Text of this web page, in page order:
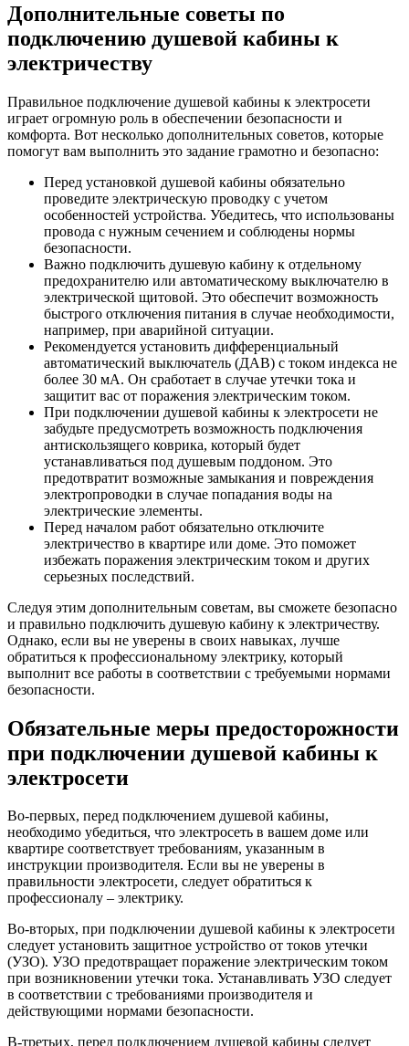
Дополнительные советы по
подключению душевой кабины к
электричеству
Правильное подключение душевой кабины к электросети
играет огромную роль в обеспечении безопасности и
комфорта. Вот несколько дополнительных советов, которые
помогут вам выполнить это задание грамотно и безопасно:
Перед установкой душевой кабины обязательно
проведите электрическую проводку с учетом
особенностей устройства. Убедитесь, что использованы
провода с нужным сечением и соблюдены нормы
безопасности.
Важно подключить душевую кабину к отдельному
предохранителю или автоматическому выключателю в
электрической щитовой. Это обеспечит возможность
быстрого отключения питания в случае необходимости,
например, при аварийной ситуации.
Рекомендуется установить дифференциальный
автоматический выключатель (ДАВ) с током индекса не
более 30 мА. Он сработает в случае утечки тока и
защитит вас от поражения электрическим током.
При подключении душевой кабины к электросети не
забудьте предусмотреть возможность подключения
антискользящего коврика, который будет
устанавливаться под душевым поддоном. Это
предотвратит возможные замыкания и повреждения
электропроводки в случае попадания воды на
электрические элементы.
Перед началом работ обязательно отключите
электричество в квартире или доме. Это поможет
избежать поражения электрическим током и других
серьезных последствий.
Следуя этим дополнительным советам, вы сможете безопасно
и правильно подключить душевую кабину к электричеству.
Однако, если вы не уверены в своих навыках, лучше
обратиться к профессиональному электрику, который
выполнит все работы в соответствии с требуемыми нормами
безопасности.
Обязательные меры предосторожности
при подключении душевой кабины к
электросети
Во-первых, перед подключением душевой кабины,
необходимо убедиться, что электросеть в вашем доме или
квартире соответствует требованиям, указанным в
инструкции производителя. Если вы не уверены в
правильности электросети, следует обратиться к
профессионалу – электрику.
Во-вторых, при подключении душевой кабины к электросети
следует установить защитное устройство от токов утечки
(УЗО). УЗО предотвращает поражение электрическим током
при возникновении утечки тока. Устанавливать УЗО следует
в соответствии с требованиями производителя и
действующими нормами безопасности.
В-третьих, перед подключением душевой кабины следует